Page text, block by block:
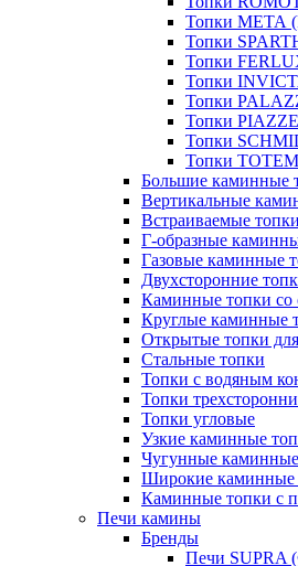
Топки МЕТА
Топки
Топки
Топки
Топки
Топки
Топки
Топки
Большие каминные
Вертикальные
Встраиваемые топки
Г-образные
Газовые каминные
Двухсторонние
Каминные топки со
Круглые каминные
Открытые топки
Стальные топки
Топки с водяным
Топки
Топки угловые
Узкие каминные
Чугунные
Широкие каминные
Каминные топки с
Печи камины
Бренды
Печи SUPRA